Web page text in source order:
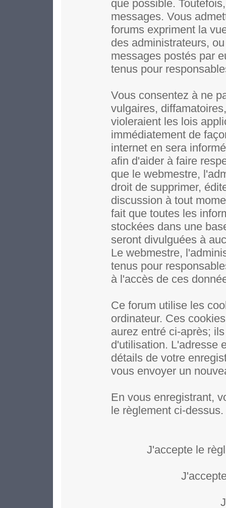
que possible.
messages. Vous
forums expriment la
des administrateurs,
messages postés par
tenus pour
Vous consentez à ne
vulgaires,
violeraient les lois
immédiatement de
internet en sera
afin d'aider à faire
que le webmestre,
droit de supprimer,
discussion à tout
fait que toutes les
stockées dans une
seront divulguées à
Le webmestre,
tenus pour
à l'accès de ces
Ce forum utilise les
ordinateur. Ces
aurez entré ci-après;
d'utilisation. L'adresse
détails de votre
vous envoyer un
En vous enregistrant,
le règlement ci-dessus.
J'accepte le